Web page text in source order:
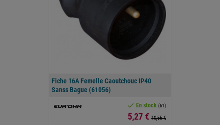
Fiche 16A Femelle Caoutchouc IP40
Sanss Bague (61056)
 En stock (61)
Prix
5,27 € 10,55 €